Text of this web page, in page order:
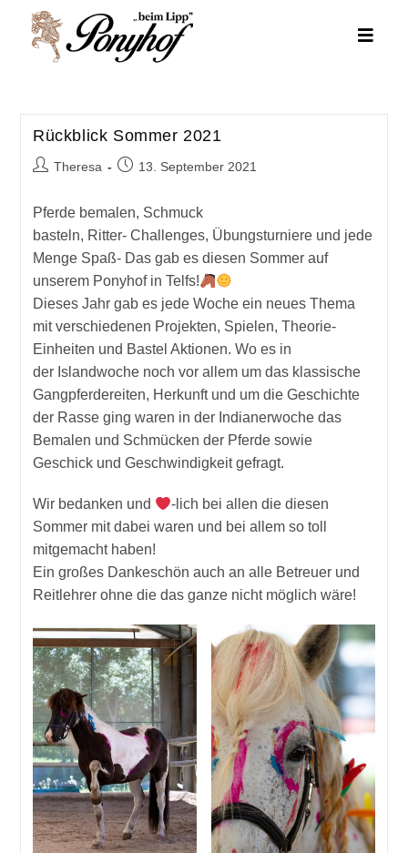
Rückblick Sommer 2021
Beitrags-
Theresa
Beitrag13. September 2021
Pferde bemalen, Schmuck
basteln, Ritter- Challenges, Übungsturniere und jede
Menge Spaß- Das gab es diesen Sommer auf
unserem Ponyhof in Telfs!
Dieses Jahr gab es jede Woche ein neues Thema
mit verschiedenen Projekten, Spielen, Theorie-
Einheiten und Bastel Aktionen. Wo es in
der Islandwoche noch vor allem um das klassische
Gangpferdereiten, Herkunft und um die Geschichte
der Rasse ging waren in der Indianerwoche das
Bemalen und Schmücken der Pferde sowie
Geschick und Geschwindigkeit gefragt.
Wir bedanken und
-lich bei allen die diesen
Sommer mit dabei waren und bei allem so toll
mitgemacht haben!
Ein großes Dankeschön auch an alle Betreuer und
Reitlehrer ohne die das ganze nicht möglich wäre!